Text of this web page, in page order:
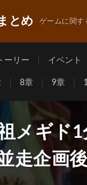
とめ ゲームに関す
ーリー イベント
8章 9章
メギド
走企画後